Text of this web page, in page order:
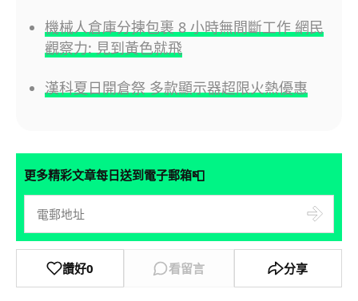
機械人倉庫分揀包裹 8 小時無間斷工作 網民
觀察力: 見到黃色就飛
漢科夏日開倉祭 多款顯示器超限火熱優惠
更多精彩文章每日送到電子郵箱📮
讚好0 看留言 分享